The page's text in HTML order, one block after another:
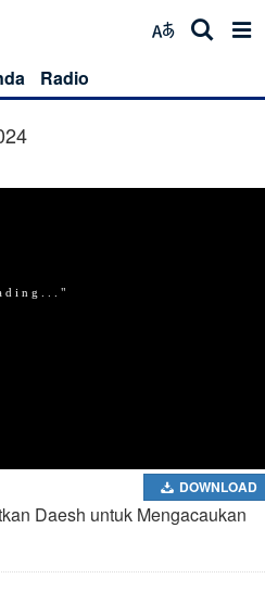
Radio
DOWNLOAD
Daesh untuk Mengacaukan